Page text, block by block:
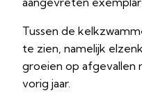
Tussen de
te zien, namelijk
groeien op afgevallen
vorig jaar.